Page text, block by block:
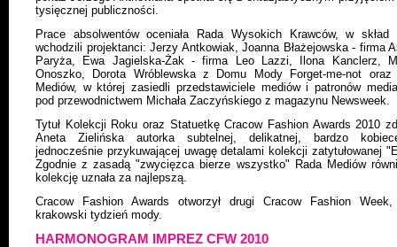
tysięcznej publiczności.
Prace absolwentów oceniała Rada Wysokich Krawców, w skład
wchodzili projektanci: Jerzy Antkowiak, Joanna Błażejowska - firma
Paryża, Ewa Jagielska-Żak - firma Leo Lazzi, Ilona Kanclerz,
Onoszko, Dorota Wróblewska z Domu Mody Forget-me-not oraz
Mediów, w której zasiedli przedstawiciele mediów i patronów
pod przewodnictwem Michała Zaczyńskiego z magazynu Newsweek.
Tytuł Kolekcji Roku oraz Statuetkę Cracow Fashion Awards 2010
Aneta Zielińska autorka subtelnej, delikatnej, bardzo
jednocześnie przykuwającej uwagę detalami kolekcji zatytułowanej
Zgodnie z zasadą "zwycięzca bierze wszystko" Rada Mediów
kolekcję uznała za najlepszą.
Cracow Fashion Awards otworzył drugi Cracow Fashion
krakowski tydzień mody.
HARMONOGRAM IMPREZ CFW 2010